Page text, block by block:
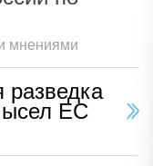
мнениями
разведка
ЕС